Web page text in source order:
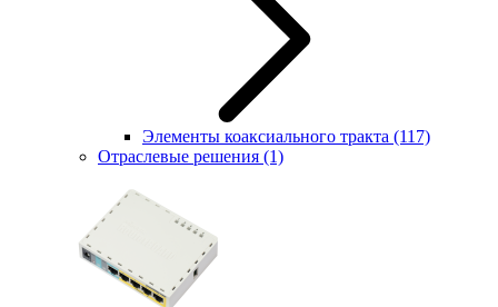
Элементы коаксиального тракта (117)
Отраслевые решения (1)